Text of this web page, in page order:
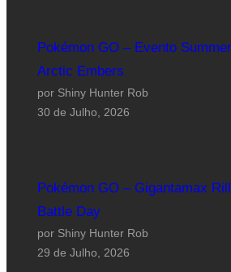
Pokémon GO – Evento
Arctic Embers
por Shiny Hunter Rob
30 de Julho, 2026
Pokémon GO – Gigantamax
Battle Day
por Shiny Hunter Rob
29 de Julho, 2026